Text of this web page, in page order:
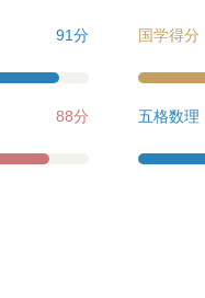
91分 国学得分
88分 五格数理